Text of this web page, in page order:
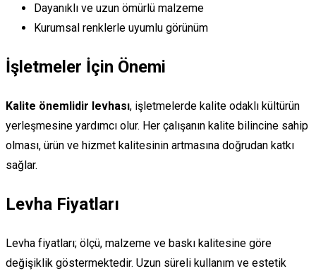
Dayanıklı ve uzun ömürlü malzeme
Kurumsal renklerle uyumlu görünüm
İşletmeler İçin Önemi
Kalite önemlidir levhası, işletmelerde kalite odaklı kültürün
yerleşmesine yardımcı olur. Her çalışanın kalite bilincine sahip
olması, ürün ve hizmet kalitesinin artmasına doğrudan katkı
sağlar.
Levha Fiyatları
Levha fiyatları; ölçü, malzeme ve baskı kalitesine göre
değişiklik göstermektedir. Uzun süreli kullanım ve estetik